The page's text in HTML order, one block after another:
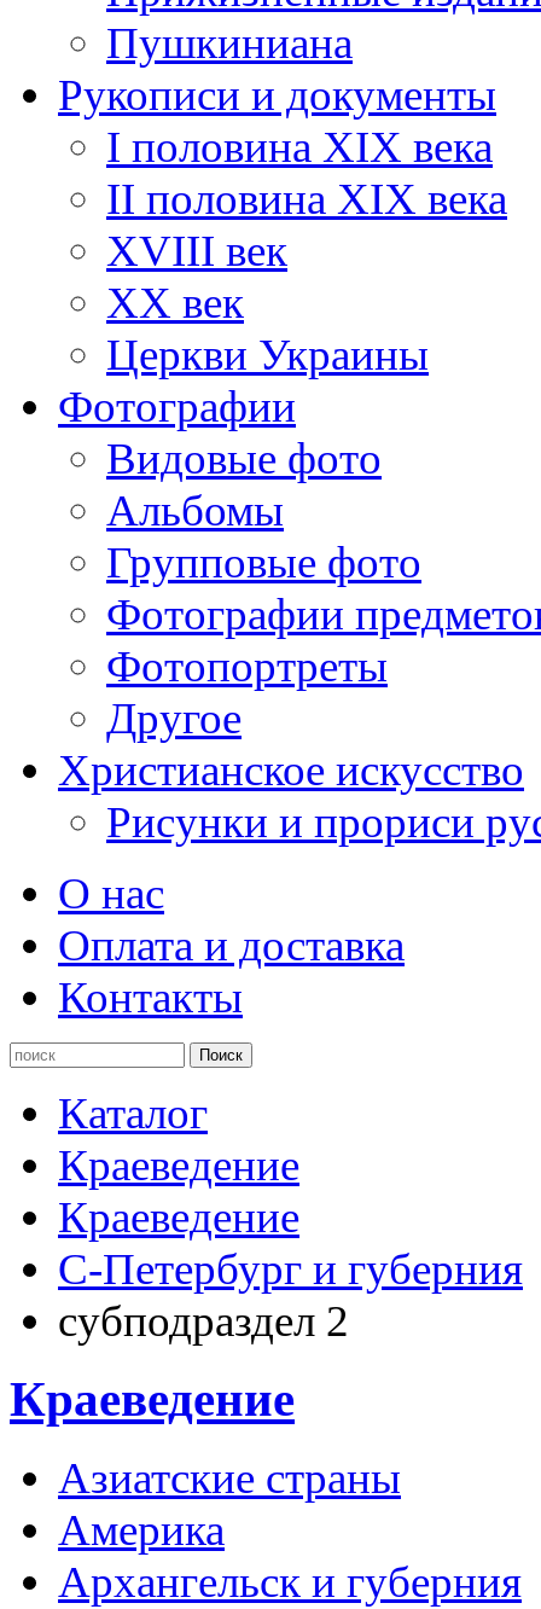
Пушкиниана
Рукописи и документы
I половина XIX века
II половина XIX века
XVIII век
ХХ век
Церкви Украины
Фотографии
Видовые фото
Альбомы
Групповые фото
Фотографии
Фотопортреты
Другое
Христианское искусство
Рисунки и прориси
О нас
Оплата и доставка
Контакты
Каталог
Краеведение
Краеведение
С-Петербург и губерния
субподраздел 2
Краеведение
Азиатские страны
Америка
Архангельск и губерния